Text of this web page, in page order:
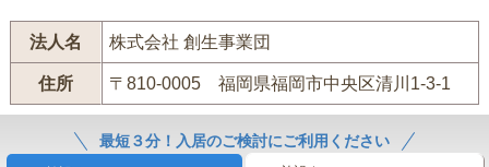
法人名 株式会社 創生事業団
住所 〒810-0005 福岡県福岡市中央区清川1-3-1
最短３分！入居のご検討にご利用ください